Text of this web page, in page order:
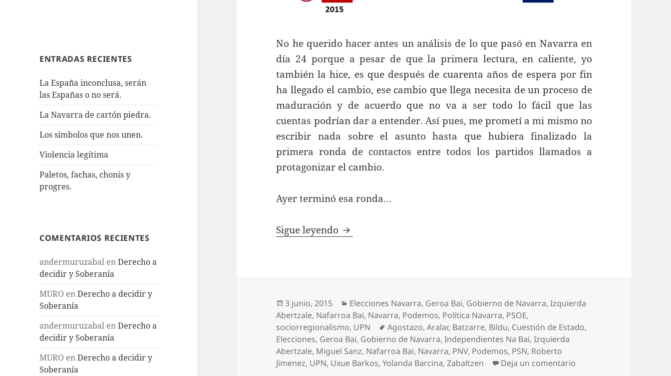
ENTRADAS RECIENTES
La España inconclusa, serán
las Españas o no será.
La Navarra de cartón piedra.
Los símbolos que nos unen.
Violencia legítima
Paletos, fachas, chonis y
progres.
COMENTARIOS RECIENTES
andermuruzabal enDerecho a
decidir y Soberanía
MURO enDerecho a decidir y
Soberanía
andermuruzabal enDerecho a
decidir y Soberanía
MURO enDerecho a decidir y
Soberanía
No he querido hacer antes un análisis de lo que pasó en Navarra en
día 24 porque a pesar de que la primera lectura, en caliente, yo
también la hice, es que después de cuarenta años de espera por fin
ha llegado el cambio, ese cambio que llega necesita de un proceso de
maduración y de acuerdo que no va a ser todo lo fácil que las
cuentas podrían dar a entender. Así pues, me prometí a mi mismo no
escribir nada sobre el asunto hasta que hubiera finalizado la
primera ronda de contactos entre todos los partidos llamados a
protagonizar el cambio.
Ayer terminó esa ronda…
Sigue leyendo Y llegó el cambio…
Publicado
el
3 junio, 2015 Categorías
Elecciones Navarra, Geroa Bai, Gobierno de Navarra,Izquierda
Abertzale, Nafarroa Bai, Navarra, Podemos, Política Navarra, PSOE,
sociorregionalismo, UPN Etiquetas
Agostazo,Aralar, Batzarre, Bildu, Cuestión de Estado,
Elecciones, Geroa Bai, Gobierno de Navarra,Independientes Na Bai,Izquierda
Abertzale, Miguel Sanz, Nafarroa Bai, Navarra, PNV, Podemos, PSN, Roberto
Jimenez, UPN, Uxue Barkos,Yolanda Barcina,Zabaltzen Deja un comentario